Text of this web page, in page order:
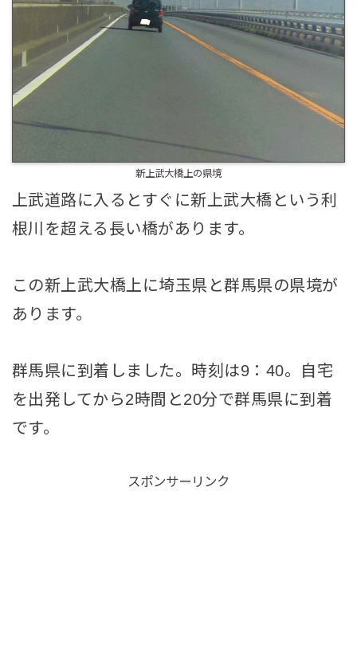
新上武大橋上の県境
上武道路に入るとすぐに新上武大橋という利
根川を超える長い橋があります。
この新上武大橋上に埼玉県と群馬県の県境が
あります。
群馬県に到着しました。時刻は9：40。自宅
を出発してから2時間と20分で群馬県に到着
です。
スポンサーリンク